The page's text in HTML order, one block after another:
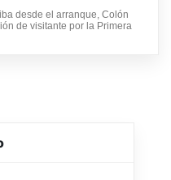
desde el arranque, Colón
de visitante por la Primera